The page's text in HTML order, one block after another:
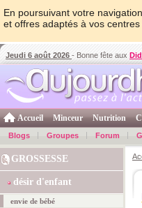
En poursuivant votre
et offres adaptés à vos centres
Jeudi 6 août 2026 - Bonne fête aux
Accueil Minceur Nutrition
Blogs Groupes Forum
GROSSESSE
désir d'enfant
envie de bébé